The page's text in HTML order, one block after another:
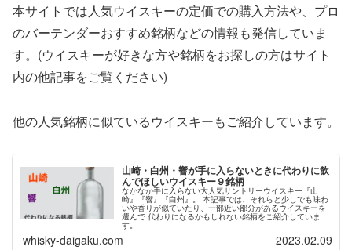
本サイトでは人気ウイスキーの定価での購入方法や、プロ
のバーテンダーおすすめ銘柄などの情報も発信していま
す。(ウイスキーが好きな方や銘柄をお探しの方はサイト
内の他記事をご覧ください)
他の人気銘柄に似ているウイスキーもご紹介しています。
山崎・白州・響が手に入らないときに代わりに飲
んでほしいウイスキー９銘柄
なかなか手に入らない大人気サントリーウイスキー『山
崎』『響』『白州』。 本記事では、それらと少しでも味わ
いや香りが似ていたり、一部近い部分があるウイスキーを
選んで 代わりになるかもしれない銘柄をご紹介していま
す。
whisky-daigaku.com 2023.02.09